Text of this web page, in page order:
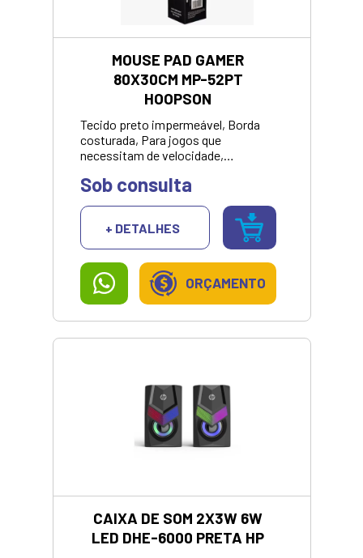
MOUSE PAD GAMER
80X30CM MP-52PT
HOOPSON
Tecido preto impermeável, Borda
costurada, Para jogos que
necessitam de velocidade,
sensibilidades, Base de borracha
80x30x0,3cm, Peso:504g, Material
speed.***VALOR PARA
PAGAMENTO NO DINHEIRO OU PIX
Sob consulta
+ DETALHES
ORÇAMENTO
CAIXA DE SOM 2X3W 6W
LED DHE-6000 PRETA HP